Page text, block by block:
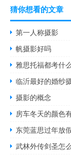
猜你想看的文章
第一人称摄影
帆摄影好吗
雅思托福都考什么
临沂最好的婚纱
摄影的概念
房车冬天的颜色
东莞蓝思过年放
武林外传剑圣怎